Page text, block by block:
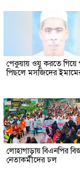
পেকুয়ায় ওযু করতে গিয়ে
পিছলে মসজিদের
লোহাগাড়ায় বিএনপির
নেতাকর্মীদের ঢল